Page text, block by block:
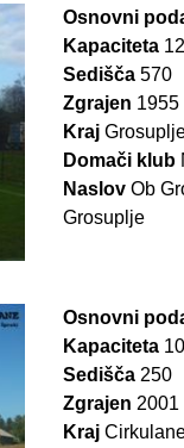
Osnovni
Kapaciteta
Sedišča 570
Zgrajen 1955
Kraj
Domači klub
Naslov Ob
Grosuplje
Osnovni
Kapaciteta
Sedišča 250
Zgrajen 2001
Kraj